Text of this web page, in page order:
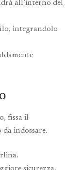
all’interno del
integrandolo
fissa il
indossare.